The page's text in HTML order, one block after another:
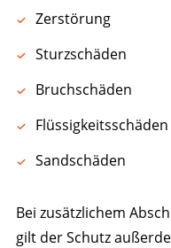
Zerstörung
Sturzschäden
Bruchschäden
Flüssigkeitsschäden
Sandschäden
Bei zusätzlichem
gilt der Schutz